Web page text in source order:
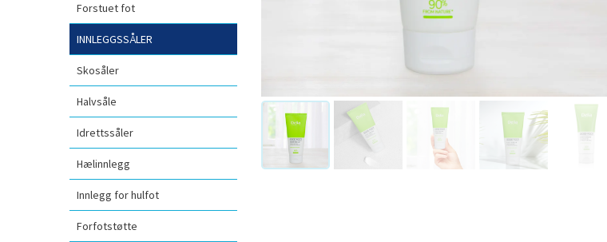
Forstuet fot
INNLEGGSSÅLER
Skosåler
Halvsåle
Idrettssåler
Hælinnlegg
Innlegg for hulfot
Forfotstøtte